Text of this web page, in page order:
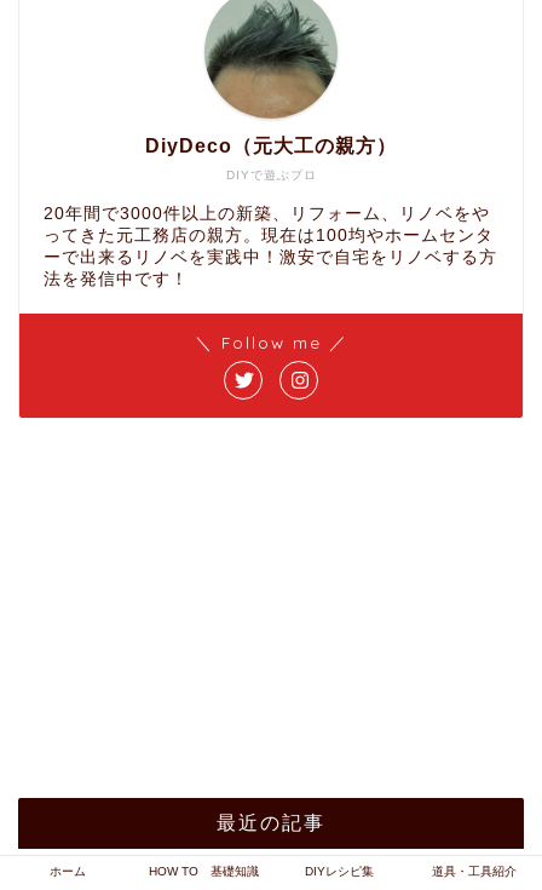
DIYで遊ぶプロ
DiyDeco（元大工の親方）
20年間で3000件以上の新築、リフォーム、リノベをや
ってきた元工務店の親方。現在は100均やホームセンタ
ーで出来るリノベを実践中！激安で自宅をリノベする方
法を発信中です！
＼ Follow me ／
最近の記事
ホーム HOW TO 基礎知識 DIYレシピ集 道具・工具紹介